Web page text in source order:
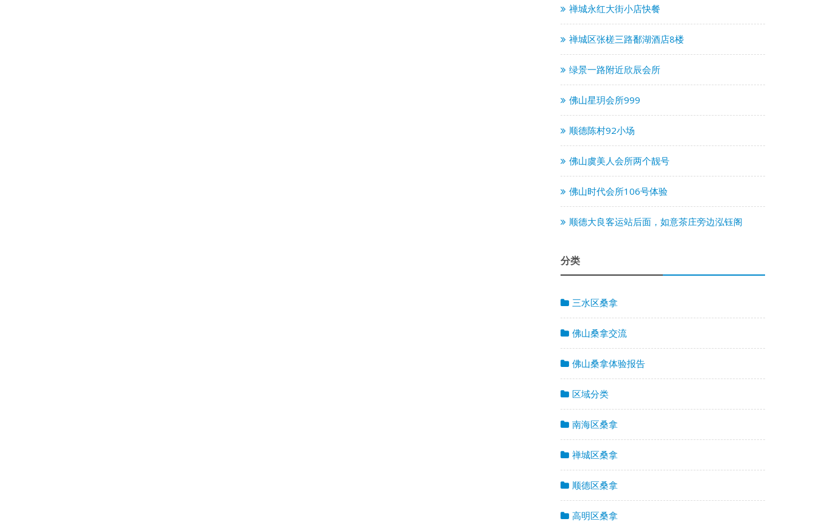
禅城永红大街小店快餐
禅城区张槎三路鄱湖酒店8楼
绿景一路附近欣辰会所
佛山星玥会所999
顺德陈村92小场
佛山虞美人会所两个靓号
佛山时代会所106号体验
顺德大良客运站后面，如意茶庄旁边泓钰阁
分类
三水区桑拿
佛山桑拿交流
佛山桑拿体验报告
区域分类
南海区桑拿
禅城区桑拿
顺德区桑拿
高明区桑拿